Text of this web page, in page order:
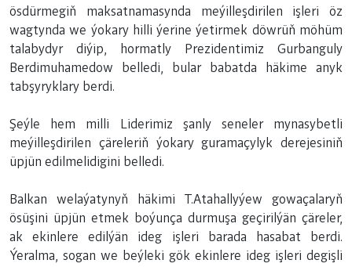
ösdürmegiň maksatnamasynda meýilleşdirilen işleri öz
wagtynda we ýokary hilli ýerine ýetirmek döwrüň möhüm
talabydyr diýip, hormatly Prezidentimiz Gurbanguly
Berdimuhamedow belledi, bular babatda häkime anyk
tabşyryklary berdi.
Şeýle hem milli Liderimiz şanly seneler mynasybetli
meýilleşdirilen çäreleriň ýokary guramaçylyk derejesiniň
üpjün edilmelidigini belledi.
Balkan welaýatynyň häkimi T.Atahallyýew gowaçalaryň
ösüşini üpjün etmek boýunça durmuşa geçirilýän çäreler,
ak ekinlere edilýän ideg işleri barada hasabat berdi.
Ýeralma, sogan we beýleki gök ekinlere ideg işleri degişli